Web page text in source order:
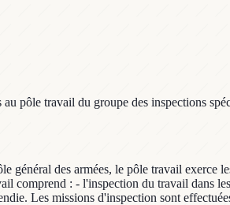
pôle travail du groupe des inspections
contrôles qui leur sont confiés sous l'autorité des inspecteurs du travail dans les armées. Leurs contrôles donnent lieu à des rapports transmis sous l'autorité de l'inspecteur du travail dans les armées. Article 4 Conformément à l'article L. 1333-18 du code de la santé publique susvisé, pour les activités et installations intéressant la défense autres que celles qui relèvent de l'autorité du délégué à la sûreté nucléaire et à la radioprotection pour les activités et installations intéressant la défense, les agents qualifiés chargés des fonctions d'inspecteur de la radioprotection assurent le contrôle de l'application des mesures de radioprotection prévues par les dispositions des chapitres III « Rayonnements ionisants » des parties législatives et réglementaires du code de la santé publique ainsi que par les articles L. 4451-1 et 2, D. 4152-4 à 7, D. 4153-33 et 34, et par le titre V du livre IV de la quatrième partie du code du travail. Au titre de l'article R. 1333-102 du code de la santé publique et dans les conditions définies par l'article L. 1333-19 du même code, les inspecteurs de la radioprotection assurent en outre la même mission dans les établissements mentionnés à l'article R. 8111-12 du code du travail. Sous réserve du respect de la réglementation applicable en matière de sécurité et de secret de la défense, ils ont libre accès aux lieux et installations qu'ils contrôlent. L'ensemble des informations et documents dont bénéficient les inspecteurs du travail est tenu à leur disposition. Ils reçoivent communication de tout document ou échantillon qu'ils demandent et peuvent prescrire de faire procéder à des mesures par un organisme expert. Les missions d'inspection ou d'enquête des inspecteurs de la radioprotection donnent lieu à l'établissement de rapports qui sont adressés aux autorités qui ont à en connaître. Les inspecteurs de la radioprotection rédigent un rapport annuel d'activité. Article 5 Les